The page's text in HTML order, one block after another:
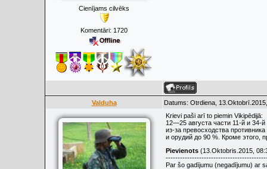
Cienījams cilvēks
Komentāri: 1720
Valduha Datums: Otrdiena,
Krievi paši arī to piemin Vikipēdijā:
12—25 августа части 11-й и 34-
из-за превосходства
и орудий до 90 %. Кроме этого,
Pievienots (13.Oktobris.2015,
Par šo gadījumu (negadījumu) ar